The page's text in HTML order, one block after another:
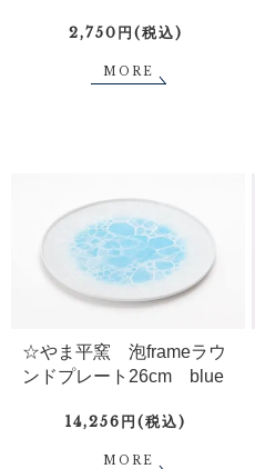
2,750円(税込)
MORE
☆やま平窯 泡frameラウ
ンドプレート26cm blue
14,256円(税込)
MORE